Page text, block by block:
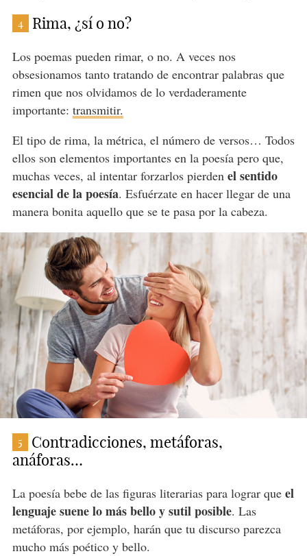
4 Rima, ¿sí o no?
Los poemas pueden rimar, o no. A veces nos
obsesionamos tanto tratando de encontrar palabras que
rimen que nos olvidamos de lo verdaderamente
importante: transmitir.
El tipo de rima, la métrica, el número de versos… Todos
ellos son elementos importantes en la poesía pero que,
muchas veces, al intentar forzarlos pierdenel sentido
esencial de la poesía. Esfuérzate en hacer llegar de una
manera bonita aquello que se te pasa por la cabeza.
5
Contradicciones, metáforas,
anáforas…
La poesía bebe de las figuras literarias para lograr queel
lenguaje suene lo más bello y sutil posible. Las
metáforas, por ejemplo, harán que tu discurso parezca
mucho más poético y bello.